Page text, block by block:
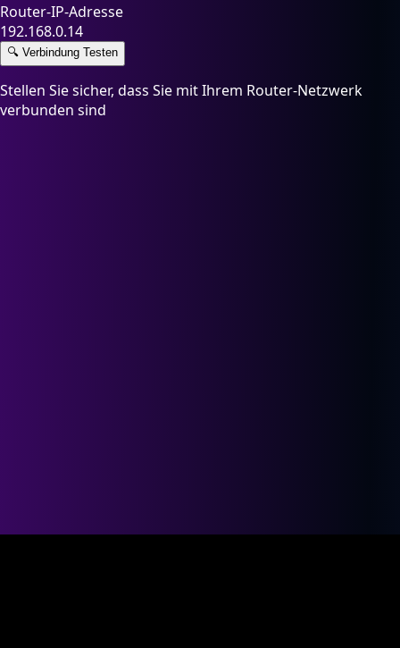
Router-IP-Adresse
192.168.0.14
🔍 Verbindung Testen
Stellen Sie sicher, dass Sie mit Ihrem Router-Netzwerk
verbunden sind